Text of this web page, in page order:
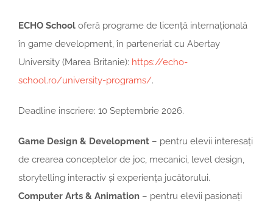
ECHO School oferă programe de licență internațională
în game development, în parteneriat cu Abertay
University (Marea Britanie): https://echo-
school.ro/university-programs/.
Deadline inscriere: 10 Septembrie 2026.
Game Design & Development – pentru elevii interesați
de crearea conceptelor de joc, mecanici, level design,
storytelling interactiv și experiența jucătorului.
Computer Arts & Animation – pentru elevii pasionați